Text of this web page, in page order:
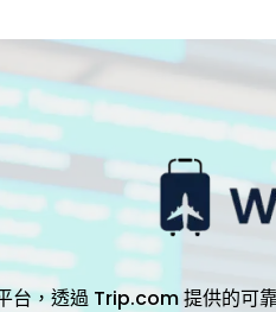
，透過 Trip.com 提供的可